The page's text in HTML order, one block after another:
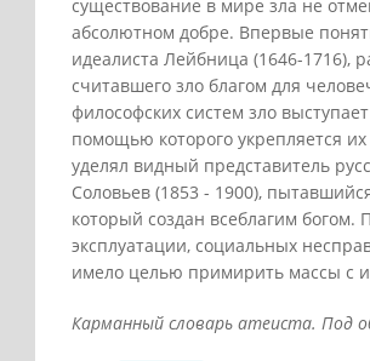
существование в мире зла не
абсолютном добре. Впервые
идеалиста Лейбница (1646-1716),
считавшего зло благом для
философских систем зло
помощью которого укрепляется
уделял видный представитель
Соловьев (1853 - 1900),
который создан всеблагим богом.
эксплуатации, социальных
имело целью примирить массы с
Карманный словарь атеиста. Под